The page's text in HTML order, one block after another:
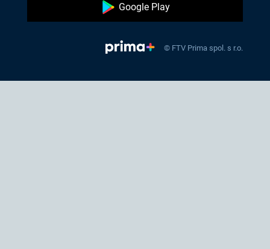
Google Play
© FTV Prima spol. s r.o.